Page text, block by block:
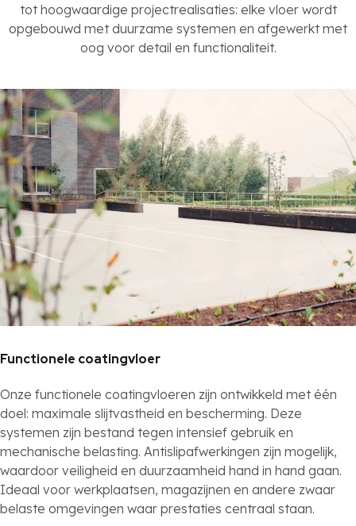
tot hoogwaardige projectrealisaties: elke vloer wordt
opgebouwd met duurzame systemen en afgewerkt met
oog voor detail en functionaliteit.
Functionele coatingvloer
Onze functionele coatingvloeren zijn ontwikkeld met één
doel: maximale slijtvastheid en bescherming. Deze
systemen zijn bestand tegen intensief gebruik en
mechanische belasting. Antislipafwerkingen zijn mogelijk,
waardoor veiligheid en duurzaamheid hand in hand gaan.
Ideaal voor werkplaatsen, magazijnen en andere zwaar
belaste omgevingen waar prestaties centraal staan.